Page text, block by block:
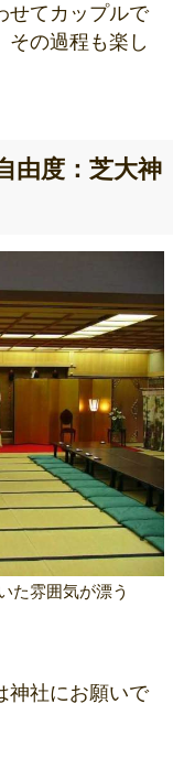
せてカップルで
その過程も楽し
由度：芝大神
た雰囲気が漂う
神社にお願いで